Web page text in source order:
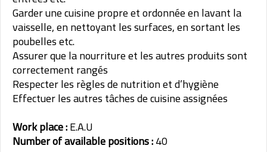
Garder une cuisine propre et ordonnée en lavant la
vaisselle, en nettoyant les surfaces, en sortant les
poubelles etc.
Assurer que la nourriture et les autres produits sont
correctement rangés
Respecter les règles de nutrition et d’hygiène
Effectuer les autres tâches de cuisine assignées
Work place :E.A.U
Number of available positions :40